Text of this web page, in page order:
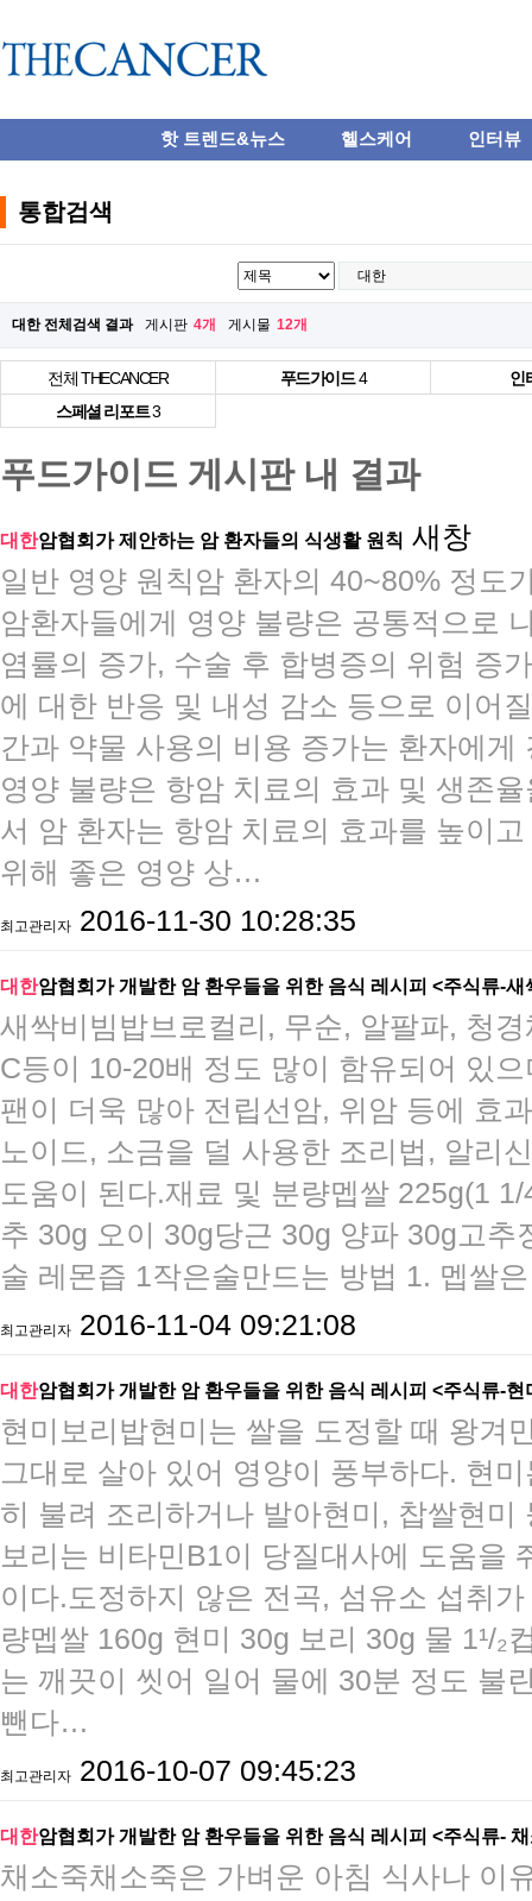
핫 트렌드&뉴스 헬스케어 인터뷰
통합검색
대한 전체검색 결과 게시판 4개 게시물 12개
전체 THECANCER 푸드가이드 4
인
스페셜 리포트3
푸드가이드 게시판 내 결과
대한암협회가 제안하는 암 환자들의 식생활 원칙 새창
일반 영양 원칙​암 환자의 40~80% 정도
암환자들에게 영양 불량은 공통적으로
염률의 증가, 수술 후 합병증의 위험 증
에 대한 반응 및 내성 감소 등으로 이어
간과 약물 사용의 비용 증가는 환자에
영양 불량은 항암 치료의 효과 및 생존
서 암 환자는 항암 치료의 효과를 높이
위해 좋은 영양 상…
최고관리자 2016-11-30 10:28:35
대한암협회가 개발한 암 환우들을 위한 음식 레시피 <주식류-새
새싹비빔밥브로컬리, 무순, 알팔파, 청
C등이 10-20배 정도 많이 함유되어 있
팬이 더욱 많아 전립선암, 위암 등에 효
노이드, 소금을 덜 사용한 조리법, 알리
도움이 된다.​재료 및 분량멥쌀 225g(1
추 30g 오이 30g당근 30g 양파 30g고
술 레몬즙 1작은술​만드는 방법 1. 멥쌀
최고관리자 2016-11-04 09:21:08
대한암협회가 개발한 암 환우들을 위한 음식 레시피 <주식류-
현미보리밥현미는 쌀을 도정할 때 왕겨
그대로 살아 있어 영양이 풍부하다. 현
히 불려 조리하거나 발아현미, 찹쌀현
보리는 비타민B1이 당질대사에 도움을
이다.도정하지 않은 전곡, 섬유소 섭취
량멥쌀 160g 현미 30g 보리 30g 물 1¹/₂
는 깨끗이 씻어 일어 물에 30분 정도 불
뺀다…
최고관리자 2016-10-07 09:45:23
대한암협회가 개발한 암 환우들을 위한 음식 레시피 <주식류-
채소죽채소죽은 가벼운 아침 식사나 이